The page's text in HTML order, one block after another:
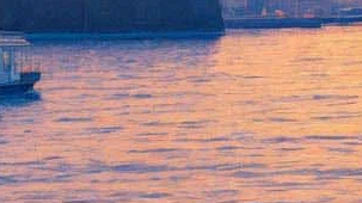
Юрий
Олдмен вступят в